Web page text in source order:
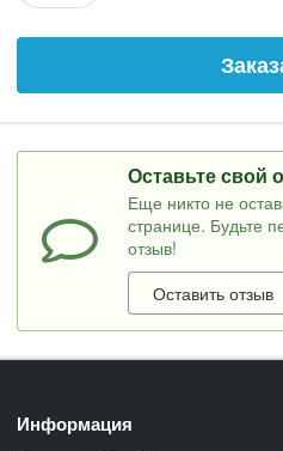
Оставьте свой
Еще никто не
странице. Будьте
отзыв!
Оставить отзыв
Информация